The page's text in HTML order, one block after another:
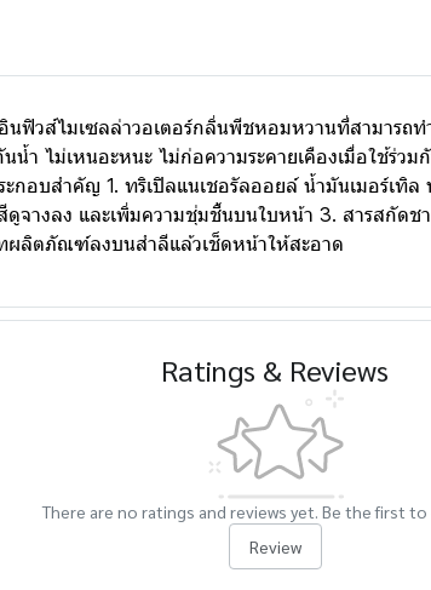
วส์ไมเซลล่าวอเตอร์กลิ่นพีชหอมหวานที่สามารถท
น้ำ ไม่เหนอะหนะ ไม่ก่อความระคายเคืองเมื่อใช้ร่
อบสำคัญ 1. ทริเปิลแนเชอรัลออยล์ น้ำมันเมอร์เทิล
จางลง และเพิ่มความชุ่มชื้นบนใบหน้า 3. สารสกัด
ทผลิตภัณฑ์ลงบนสำลีแล้วเช็ดหน้าให้สะอาด
Ratings & Reviews
There are no ratings and reviews yet. Be the first
Review